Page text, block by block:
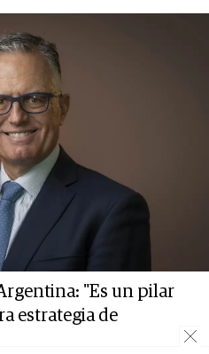
"Es un pilar
estrategia de